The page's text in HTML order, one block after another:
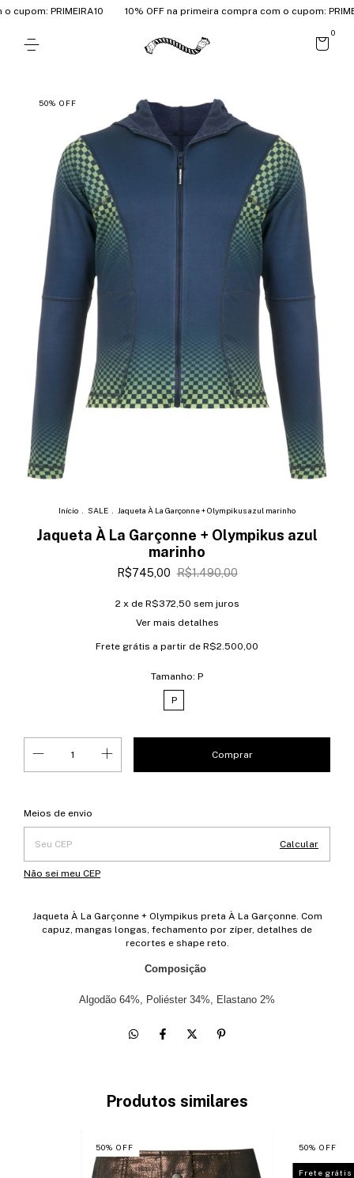
PRIMEIRA10 10% OFF na primeira compra com o cupom:
0
50% OFF
Início SALE Jaqueta À La Garçonne + Olympikus azul marinho
Jaqueta À La Garçonne + Olympikus azul
marinho
R$745,00 R$1.490,00
2 x de R$372,50 sem juros
Ver mais detalhes
Frete grátis a partir de R$2.500,00
Tamanho: P
P
Entregas para o CEP:
Meios de envio
Calcular
Não sei meu CEP
Jaqueta À La Garçonne + Olympikus preta À La Garçonne. Com
capuz, mangas longas, fechamento por zíper, detalhes de
recortes e shape reto.
Composição
Algodão 64%, Poliéster 34%, Elastano 2%
Produtos similares
50% OFF 50%OFF
Frete grátis